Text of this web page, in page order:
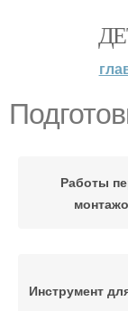
Работы
Инструмент